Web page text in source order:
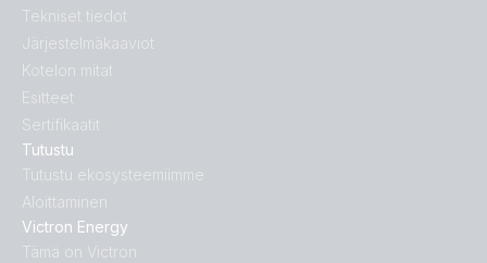
Tutustu
Tutustu ekosysteemiimme
Aloittaminen
Victron Energy
Tämä on Victron
Tekniset tiedot
Järjestelmäkaaviot
Kotelon mitat
Esitteet
Sertifikaatit